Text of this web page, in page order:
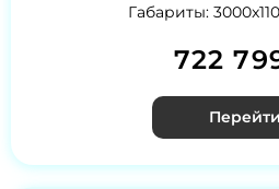
Габариты:
722
Перейти